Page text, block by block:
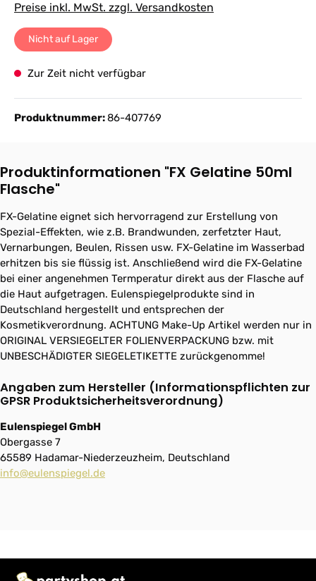
Preise inkl. MwSt. zzgl. Versandkosten
Nicht auf Lager
Zur Zeit nicht verfügbar
Produktnummer:86-407769
Produktinformationen "FX Gelatine 50ml
Flasche"
FX-Gelatine eignet sich hervorragend zur Erstellung von
Spezial-Effekten, wie z.B. Brandwunden, zerfetzter Haut,
Vernarbungen, Beulen, Rissen usw. FX-Gelatine im Wasserbad
erhitzen bis sie flüssig ist. Anschließend wird die FX-Gelatine
bei einer angenehmen Termperatur direkt aus der Flasche auf
die Haut aufgetragen. Eulenspiegelprodukte sind in
Deutschland hergestellt und entsprechen der
Kosmetikverordnung. ACHTUNG Make-Up Artikel werden nur in
ORIGINAL VERSIEGELTER FOLIENVERPACKUNG bzw. mit
UNBESCHÄDIGTER SIEGELETIKETTE zurückgenomme!
Angaben zum Hersteller (Informationspflichten zur
GPSR Produktsicherheitsverordnung)
Eulenspiegel GmbH
Obergasse 7
65589 Hadamar-Niederzeuzheim, Deutschland
info@eulenspiegel.de